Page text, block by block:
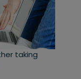
taking